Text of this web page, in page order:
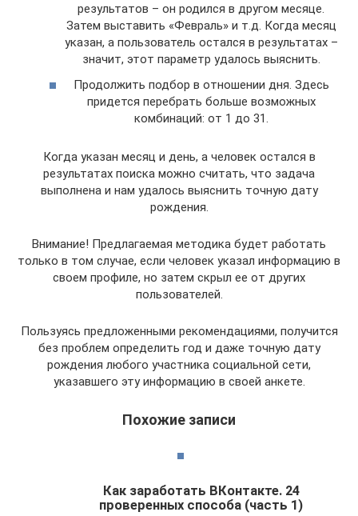
результатов – он родился в другом месяце.
Затем выставить «Февраль» и т.д. Когда месяц
указан, а пользователь остался в результатах –
значит, этот параметр удалось выяснить.
Продолжить подбор в отношении дня. Здесь
придется перебрать больше возможных
комбинаций: от 1 до 31.
Когда указан месяц и день, а человек остался в
результатах поиска можно считать, что задача
выполнена и нам удалось выяснить точную дату
рождения.
Внимание! Предлагаемая методика будет работать
только в том случае, если человек указал информацию в
своем профиле, но затем скрыл ее от других
пользователей.
Пользуясь предложенными рекомендациями, получится
без проблем определить год и даже точную дату
рождения любого участника социальной сети,
указавшего эту информацию в своей анкете.
Похожие записи
Как заработать ВКонтакте. 24
проверенных способа (часть 1)